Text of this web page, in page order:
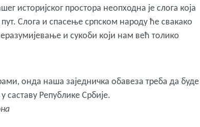
историјског простора неопходна је слога која
Слога и спасење српском народу ће свакако
и сукоби који нам већ толико
онда наша заједничка обавеза треба да буде
Републике Србије.